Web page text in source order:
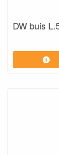
DW buis